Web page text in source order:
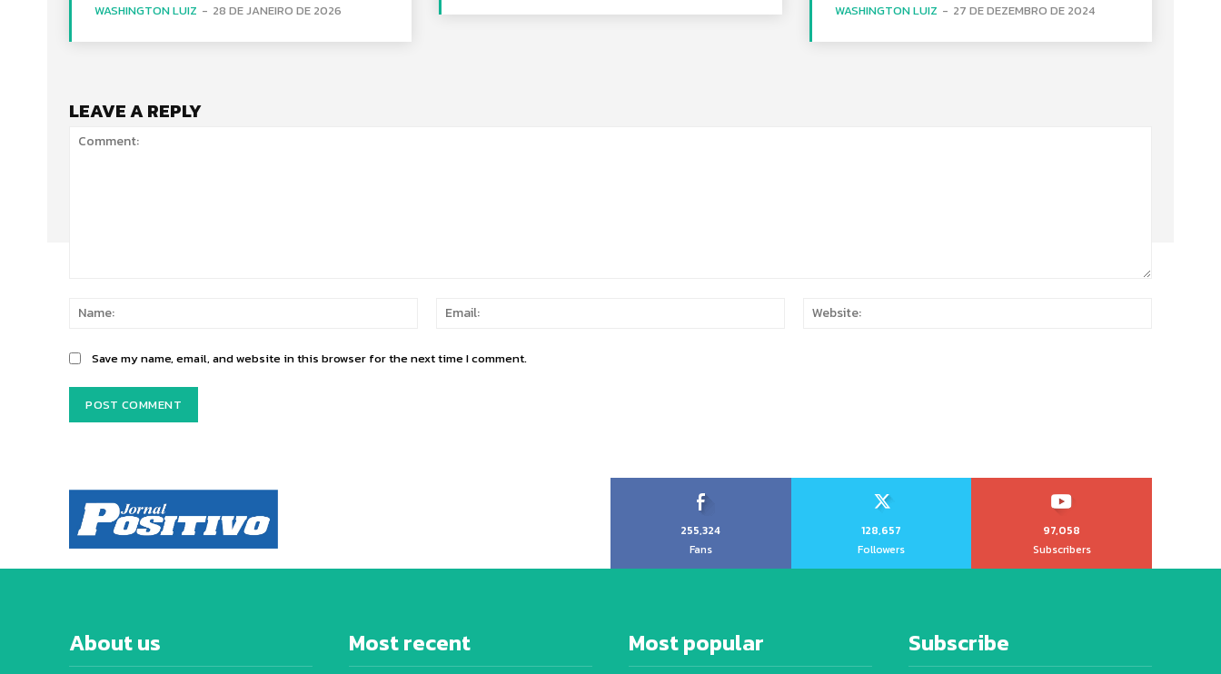
WASHINGTON LUIZ - 28 DE JANEIRO DE 2026 WASHINGTON LUIZ - 27 DE DEZEMBRO DE 2024
LEAVE A REPLY
Name:
Email:
Save my name, email, and website in this browser for the next time I comment.
255,324
Fans
128,657
Followers
97,058
Subscribers
About us Most recent Most popular Subscribe